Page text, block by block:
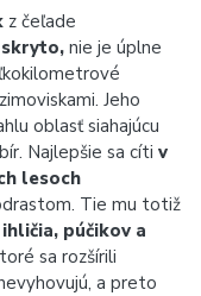
z čeľade
nie je úplne
Jeho
oblasť siahajúcu
Najlepšie sa cíti v
lesoch
Tie mu totiž
ihličia, púčikov a
sa rozšírili
a preto